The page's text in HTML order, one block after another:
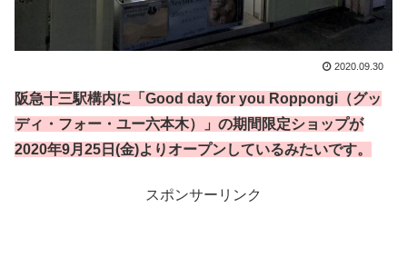
2020.09.30
阪急十三駅構内に「Good day for you Roppongi（グッ
ディ・フォー・ユー六本木）」の期間限定ショップが
2020年9月25日(金)よりオープンしているみたいです。
スポンサーリンク